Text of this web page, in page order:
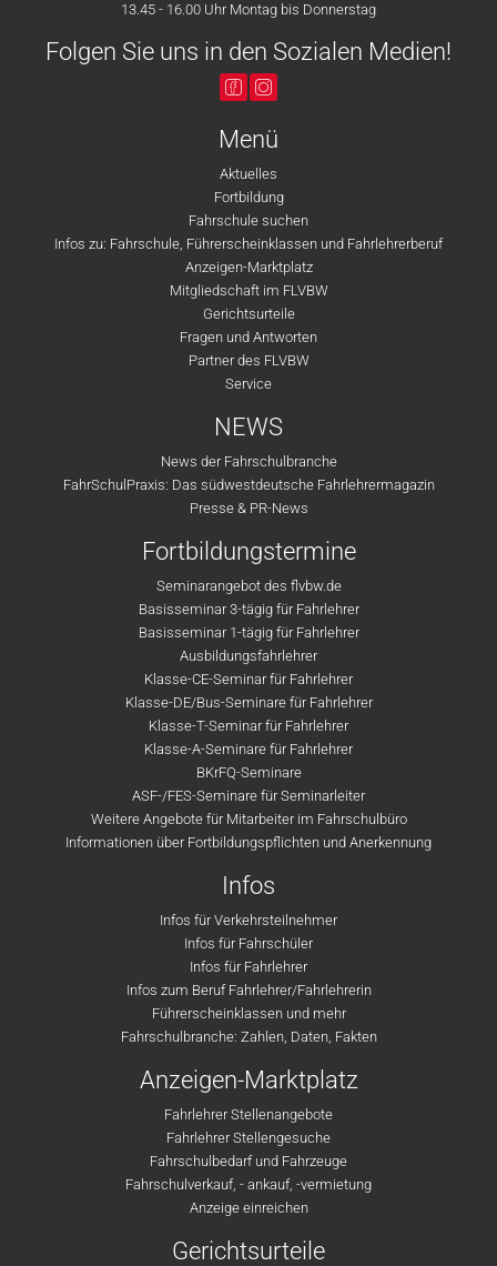
13.45 - 16.00 Uhr Montag bis Donnerstag
Folgen Sie uns in den Sozialen Medien!
Menü
Aktuelles
Fortbildung
Fahrschule suchen
Infos zu: Fahrschule, Führerscheinklassen und Fahrlehrerberuf
Anzeigen-Marktplatz
Mitgliedschaft im FLVBW
Gerichtsurteile
Fragen und Antworten
Partner des FLVBW
Service
NEWS
News der Fahrschulbranche
FahrSchulPraxis: Das südwestdeutsche Fahrlehrermagazin
Presse & PR-News
Fortbildungstermine
Seminarangebot des flvbw.de
Basisseminar 3-tägig für Fahrlehrer
Basisseminar 1-tägig für Fahrlehrer
Ausbildungsfahrlehrer
Klasse-CE-Seminar für Fahrlehrer
Klasse-DE/Bus-Seminare für Fahrlehrer
Klasse-T-Seminar für Fahrlehrer
Klasse-A-Seminare für Fahrlehrer
BKrFQ-Seminare
ASF-/FES-Seminare für Seminarleiter
Weitere Angebote für Mitarbeiter im Fahrschulbüro
Informationen über Fortbildungspflichten und Anerkennung
Infos
Infos für Verkehrsteilnehmer
Infos für Fahrschüler
Infos für Fahrlehrer
Infos zum Beruf Fahrlehrer/Fahrlehrerin
Führerscheinklassen und mehr
Fahrschulbranche: Zahlen, Daten, Fakten
Anzeigen-Marktplatz
Fahrlehrer Stellenangebote
Fahrlehrer Stellengesuche
Fahrschulbedarf und Fahrzeuge
Fahrschulverkauf, - ankauf, -vermietung
Anzeige einreichen
Gerichtsurteile